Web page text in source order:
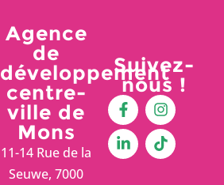
Agence
de
développement
centre-
ville de
Mons
11-14 Rue de la
Seuwe, 7000
Suivez-
nous !